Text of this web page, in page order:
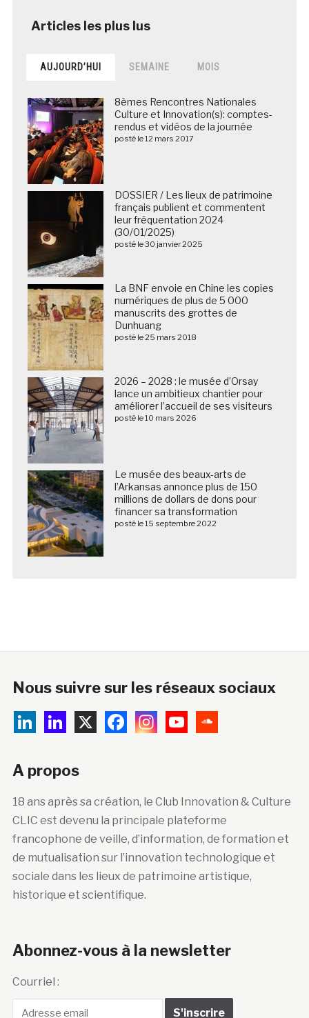
AUJOURD’HUI SEMAINE MOIS
8èmes Rencontres Nationales
Culture et Innovation(s): comptes-
rendus et vidéos de la journée
posté le 12 mars 2017
DOSSIER / Les lieux de patrimoine
français publient et commentent
leur fréquentation 2024
(30/01/2025)
posté le 30 janvier 2025
La BNF envoie en Chine les copies
numériques de plus de 5 000
manuscrits des grottes de
Dunhuang
posté le 25 mars 2018
2026 – 2028 : le musée d’Orsay
lance un ambitieux chantier pour
améliorer l’accueil de ses visiteurs
posté le 10 mars 2026
Le musée des beaux-arts de
l’Arkansas annonce plus de 150
millions de dollars de dons pour
financer sa transformation
posté le 15 septembre 2022
Nous suivre sur les réseaux sociaux
A propos
18 ans après sa création, le Club Innovation & Culture
CLIC est devenu la principale plateforme
francophone de veille, d’information, de formation et
de mutualisation sur l’innovation technologique et
sociale dans les lieux de patrimoine artistique,
historique et scientifique.
Abonnez-vous à la newsletter
Courriel :